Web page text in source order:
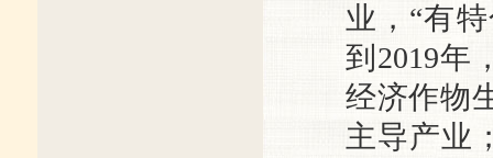
业，“有
到2019年
经济作物
主导产业